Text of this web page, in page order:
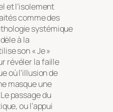
et l’isolement
comme des
systémique
à la
son « Je »
révéler la faille
où l’illusion de
masque une
passage du
ou l’appui